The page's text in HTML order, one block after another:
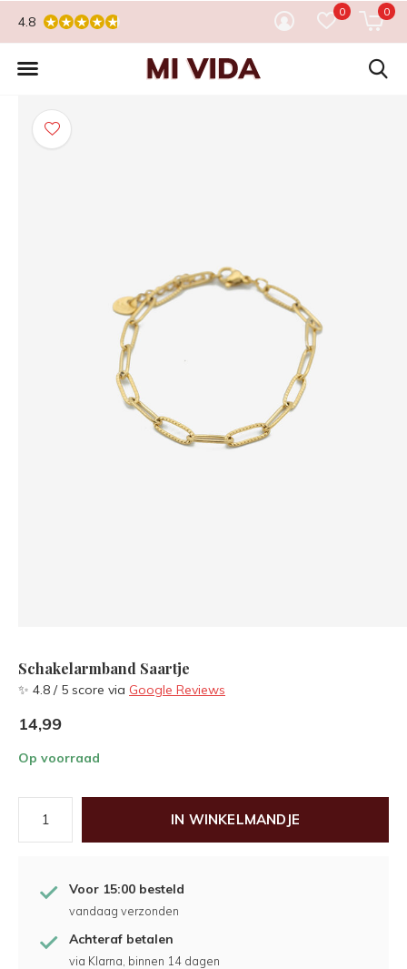
0 0
4.8
Schakelarmband Saartje
✨ 4.8 / 5 score via Google Reviews
14,99
Op voorraad
IN WINKELMANDJE
Voor 15:00 besteld
vandaag verzonden
Achteraf betalen
via Klarna, binnen 14 dagen